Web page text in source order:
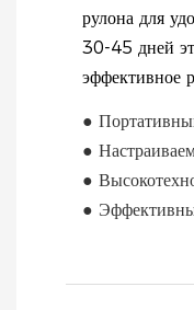
рулона для
30-45 дней
эффективное
●
●
●
●